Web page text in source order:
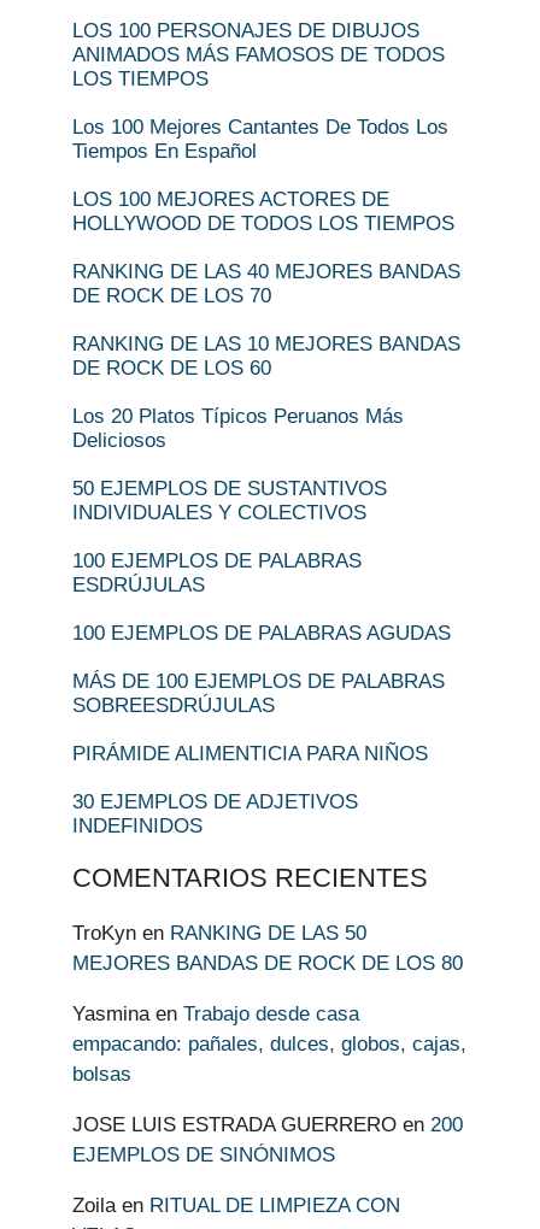
LOS 100 PERSONAJES DE DIBUJOS
ANIMADOS MÁS FAMOSOS DE TODOS
LOS TIEMPOS
Los 100 Mejores Cantantes De Todos Los
Tiempos En Español
LOS 100 MEJORES ACTORES DE
HOLLYWOOD DE TODOS LOS TIEMPOS
RANKING DE LAS 40 MEJORES BANDAS
DE ROCK DE LOS 70
RANKING DE LAS 10 MEJORES BANDAS
DE ROCK DE LOS 60
Los 20 Platos Típicos Peruanos Más
Deliciosos
50 EJEMPLOS DE SUSTANTIVOS
INDIVIDUALES Y COLECTIVOS
100 EJEMPLOS DE PALABRAS
ESDRÚJULAS
100 EJEMPLOS DE PALABRAS AGUDAS
MÁS DE 100 EJEMPLOS DE PALABRAS
SOBREESDRÚJULAS
PIRÁMIDE ALIMENTICIA PARA NIÑOS
30 EJEMPLOS DE ADJETIVOS
INDEFINIDOS
COMENTARIOS RECIENTES
TroKyn en RANKING DE LAS 50
MEJORES BANDAS DE ROCK DE LOS 80
Yasminaen Trabajo desde casa
empacando: pañales, dulces, globos, cajas,
bolsas
JOSE LUIS ESTRADA GUERRERO en 200
EJEMPLOS DE SINÓNIMOS
Zoilaen RITUAL DE LIMPIEZA CON